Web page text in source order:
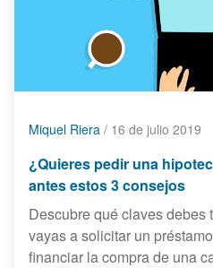
Miquel Riera / 16 de julio 2019
¿Quieres pedir una
antes estos 3 consejos
Descubre qué claves debes
vayas a solicitar un
financiar la compra de una